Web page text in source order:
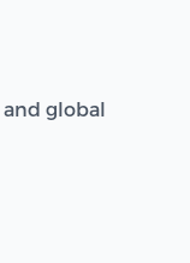
and global